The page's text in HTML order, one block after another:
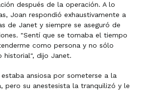
después de la operación. A lo
Joan respondió exhaustivamente a
de Janet y siempre se aseguró de
"Sentí que se tomaba el tiempo
como persona y no sólo
historial", dijo Janet.
ansiosa por someterse a la
pero su anestesista la tranquilizó y le